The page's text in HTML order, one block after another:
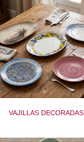
VAJILLAS DECORADAS